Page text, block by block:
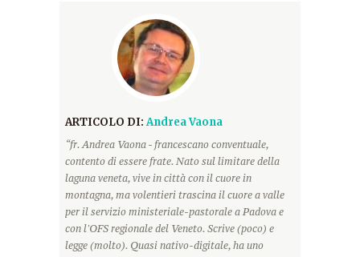
ARTICOLO DI:Andrea Vaona
“fr. Andrea Vaona - francescano conventuale,
contento di essere frate. Nato sul limitare della
laguna veneta, vive in città con il cuore in
montagna, ma volentieri trascina il cuore a valle
per il servizio ministeriale-pastorale a Padova e
con l'OFS regionale del Veneto. Scrive (poco) e
legge (molto). Quasi nativo-digitale, ha uno